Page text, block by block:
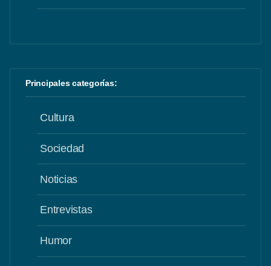
Principales categorías:
Cultura
Sociedad
Noticias
Entrevistas
Humor